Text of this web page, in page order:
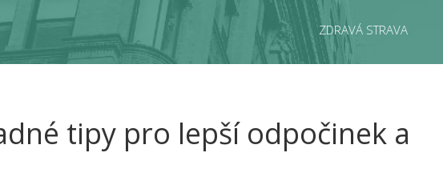
ZDRAVÁ STRAVA
tipy pro lepší odpočinek a